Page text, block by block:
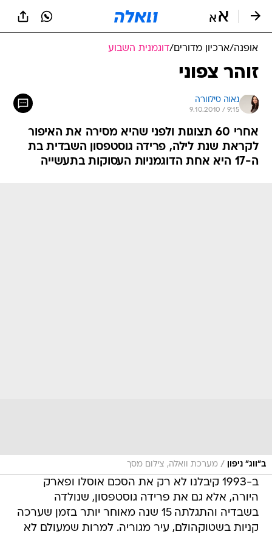
אופנה/ארכיון מדורים/דוגמנית השבוע
זוהר צפוני
נאוה סילוורה
9.10.2010 / 9:15
אחרי 60 תצוגות ולפני שהיא מסירה את האיפור
לקראת שנת לילה, פרידה גוסטפסון השבדית בת
ה-17 היא אחת הדוגמניות העסוקות בתעשייה
ב"ווג" ניפון / מערכת וואלה, צילום מסך
ב-1993 קיבלנו לא רק את הסכם אוסלו ופארק
היורה, אלא גם את פרידה גוסטפסון, שנולדה
בשבדיה והתגלתה 15 שנה מאוחר יותר בזמן שערכה
קניות בשטוקהולם, עיר מגוריה. למרות שמעולם לא